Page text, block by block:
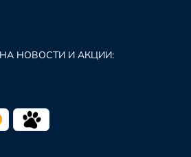
НОВОСТИ И АКЦИИ: